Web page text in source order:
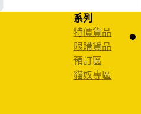
系列
特價貨品
限購貨品
預訂區
貓奴專區